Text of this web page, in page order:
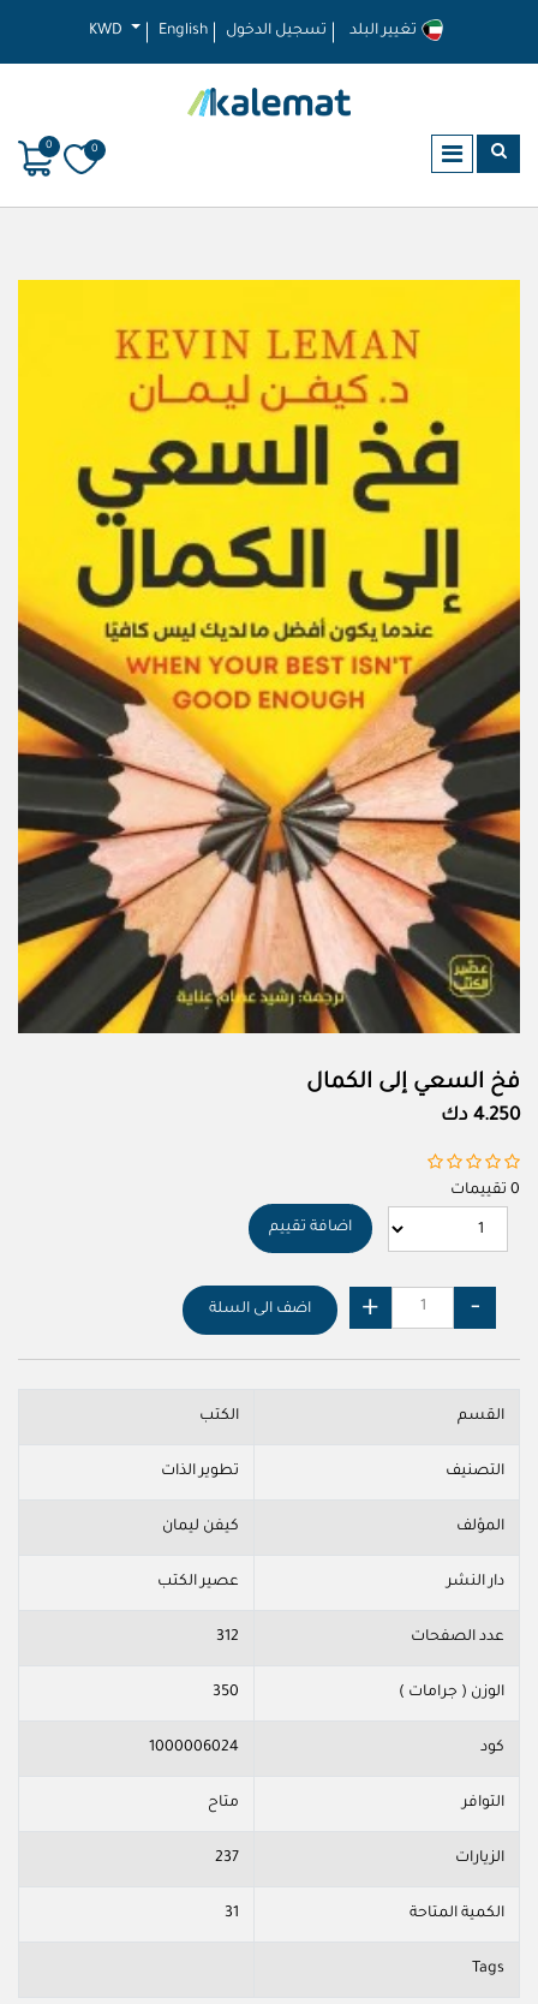
KWD English تسجيل الدخول
0
0
فخ السعي إلى الكمال
4.250 دك
0 تقييمات
اضافة تقييم
اضف الى السلة
القسم الكتب
التصنيف تطوير الذات
المؤلف كيفن ليمان
دار النشر عصير الكتب
عدد الصفحات 312
الوزن ( جرامات ) 350
كود 1000006024
التوافر متاح
الزيارات 237
الكمية المتاحة 31
Tags